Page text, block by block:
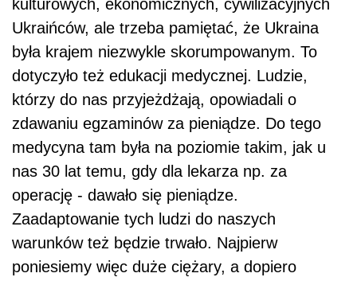
kulturowych, ekonomicznych, cywilizacyjnych
Ukraińców, ale trzeba pamiętać, że Ukraina
była krajem niezwykle skorumpowanym. To
dotyczyło też edukacji medycznej. Ludzie,
którzy do nas przyjeżdżają, opowiadali o
zdawaniu egzaminów za pieniądze. Do tego
medycyna tam była na poziomie takim, jak u
nas 30 lat temu, gdy dla lekarza np. za
operację - dawało się pieniądze.
Zaadaptowanie tych ludzi do naszych
warunków też będzie trwało. Najpierw
poniesiemy więc duże ciężary, a dopiero